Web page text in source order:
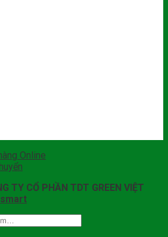
Online
TY CỔ PHẦN TDT GREEN VIỆT